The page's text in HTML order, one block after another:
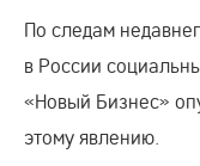
По следам
в России
«Новый Бизнес»
этому явлению.